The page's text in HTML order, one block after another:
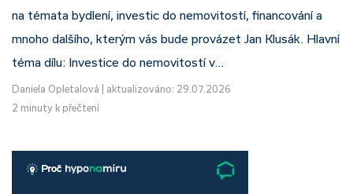
na témata bydlení, investic do nemovitostí, financování a
mnoho dalšího, kterým vás bude provázet Jan Klusák. Hlavní
téma dílu: Investice do nemovitostí v…
Daniela Opletalová
aktualizováno: 29.07.2026
2 minuty k přečtení